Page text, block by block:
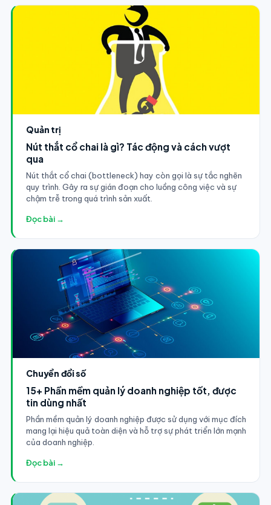
Quản trị
Nút thắt cổ chai là gì? Tác động và cách vượt
qua
Nút thắt cổ chai (bottleneck) hay còn gọi là sự tắc nghẽn
quy trình. Gây ra sự gián đoạn cho luồng công việc và sự
chậm trễ trong quá trình sản xuất.
Đọc bài →
Chuyển đổi số
15+ Phần mềm quản lý doanh nghiệp tốt, được
tin dùng nhất
Phần mềm quản lý doanh nghiệp được sử dụng với mục đích
mang lại hiệu quả toàn diện và hỗ trợ sự phát triển lớn mạnh
của doanh nghiệp.
Đọc bài →